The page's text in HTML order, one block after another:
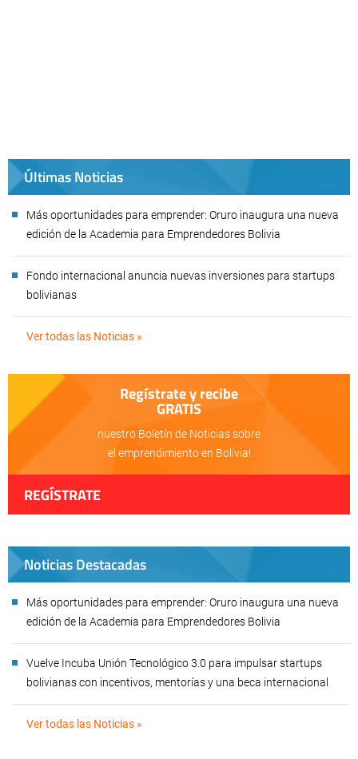
Últimas Noticias
Más oportunidades para emprender: Oruro inaugura una nueva
edición de la Academia para Emprendedores Bolivia
Fondo internacional anuncia nuevas inversiones para startups
bolivianas
Ver todas las Noticias »
Regístrate y recibe
GRATIS
nuestro Boletín de Noticias sobre
el emprendimiento en Bolivia!
REGÍSTRATE
Noticias Destacadas
Más oportunidades para emprender: Oruro inaugura una nueva
edición de la Academia para Emprendedores Bolivia
Vuelve Incuba Unión Tecnológico 3.0 para impulsar startups
bolivianas con incentivos, mentorías y una beca internacional
Ver todas las Noticias »